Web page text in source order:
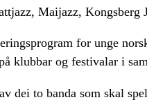
Maijazz,
for unge
klubbar og festivalar i
dei to banda som skal